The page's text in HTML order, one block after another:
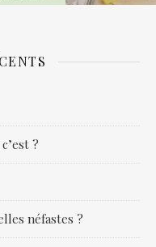
?
néfastes ?